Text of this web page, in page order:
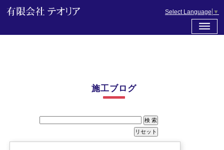
Select Language ▼
施工ブログ